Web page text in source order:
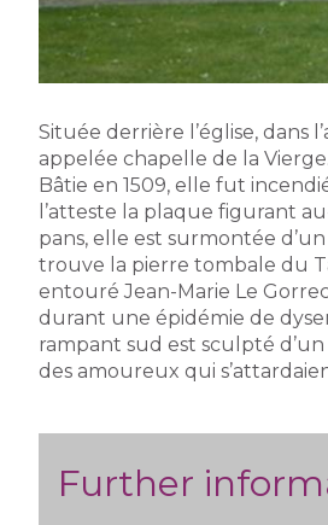
Située derrière l’église, dans
appelée chapelle de la Vierge.
Bâtie en 1509, elle fut
l’atteste la plaque figurant
pans, elle est surmontée
trouve la pierre tombale du
entouré Jean-Marie Le
durant une épidémie de
rampant sud est sculpté d’un
des amoureux qui
Further